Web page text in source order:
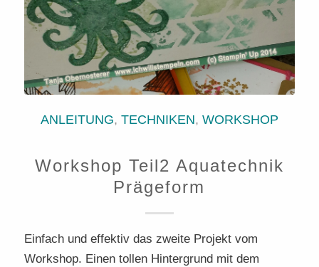
ANLEITUNG, TECHNIKEN, WORKSHOP
Workshop Teil2 Aquatechnik
Prägeform
Einfach und effektiv das zweite Projekt vom
Workshop. Einen tollen Hintergrund mit dem